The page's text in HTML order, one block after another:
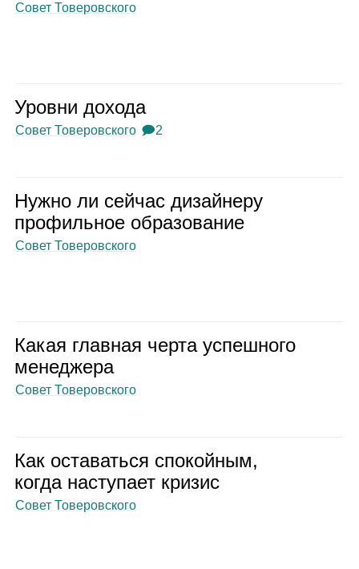
Совет Товеровского
Уровни дохода
Совет Товеровского 🗩2
Нужно ли сей­час дизай­неру
про­филь­ное обра­зо­ва­ние
Совет Товеровского
Какая глав­ная черта успеш­ного
мене­джера
Совет Товеровского
Как оста­ваться спо­кой­ным,
когда насту­пает кри­зис
Совет Товеровского